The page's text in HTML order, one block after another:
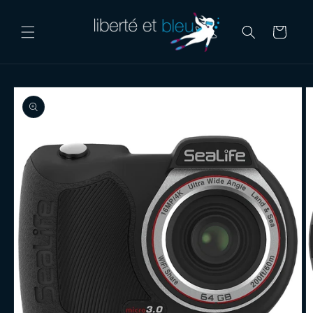
Cart
Skip to
product
information